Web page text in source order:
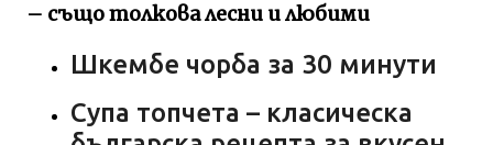
– също толкова лесни и любими
Шкембе чорба за 30 минути
Супа топчета – класическа